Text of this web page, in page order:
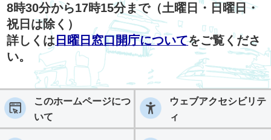
8時30分から17時15分まで（土曜日・日曜日・
祝日は除く）
詳しくは 日曜日窓口開庁についてをご覧くださ
い。
このホームページにつ
いて
ウェブアクセシビリテ
ィ